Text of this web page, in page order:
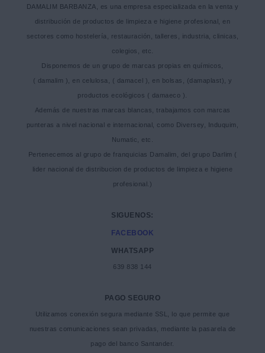
DAMALIM BARBANZA, es una empresa especializada en la venta y
distribución de productos de limpieza e higiene profesional, en
sectores como hostelería, restauración, talleres, industria, clinicas,
colegios, etc.
Disponemos de un grupo de marcas propias en químicos,
( damalim ), en celulosa, ( damacel ), en bolsas, (damaplast), y
productos ecológicos ( damaeco ).
Además de nuestras marcas blancas, trabajamos con marcas
punteras a nivel nacional e internacional, como Diversey, Induquim,
Numatic, etc.
Pertenecemos al grupo de franquicias Damalim, del grupo Darlim (
lider nacional de distribucion de productos de limpieza e higiene
profesional.)
SIGUENOS:
FACEBOOK
WHATSAPP
639 838 144
PAGO SEGURO
Utilizamos conexión segura mediante SSL, lo que permite que
nuestras comunicaciones sean privadas, mediante la pasarela de
pago del banco Santander.